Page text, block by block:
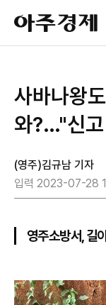
아
주
경
사바나왕
와?…"신
(영주)김규남 기자
입력 2023-07-28
영주소방서, 길